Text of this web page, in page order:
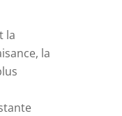
la
la